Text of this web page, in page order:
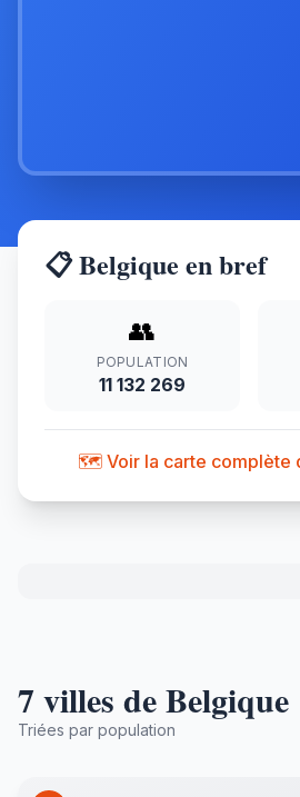
📋 Belgique en bref
👥
POPULATION
11 132 269
🗺️ Voir la carte complète
7 villes de Belgique
Triées par population